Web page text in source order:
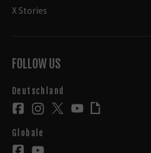
X Stories
FOLLOW US
Deutschland
Globale